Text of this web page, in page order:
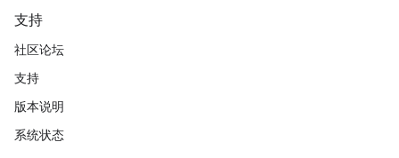
支持
社区论坛
支持
版本说明
系统状态